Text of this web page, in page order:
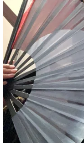
#宴会
#余興